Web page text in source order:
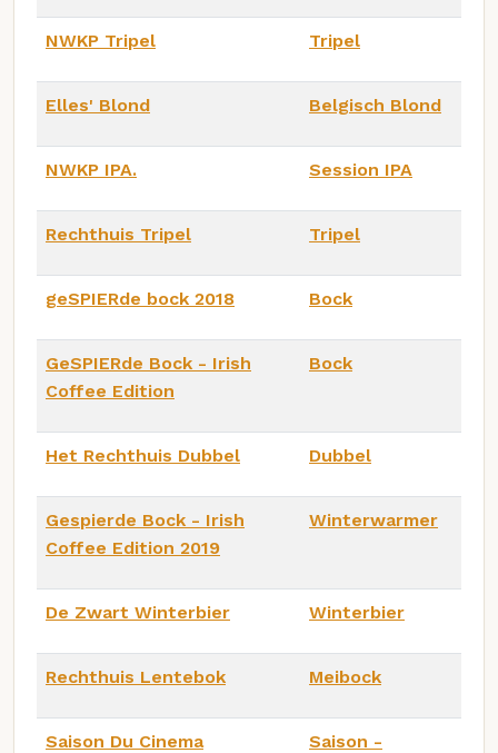
NWKP Tripel Tripel
Elles' Blond Belgisch Blond
NWKP IPA. Session IPA
Rechthuis Tripel Tripel
geSPIERde bock 2018 Bock
GeSPIERde Bock - Irish
Coffee Edition
Bock
Het Rechthuis Dubbel Dubbel
Gespierde Bock - Irish
Coffee Edition 2019
Winterwarmer
De Zwart Winterbier Winterbier
Rechthuis Lentebok Meibock
Saison Du Cinema
Saison -